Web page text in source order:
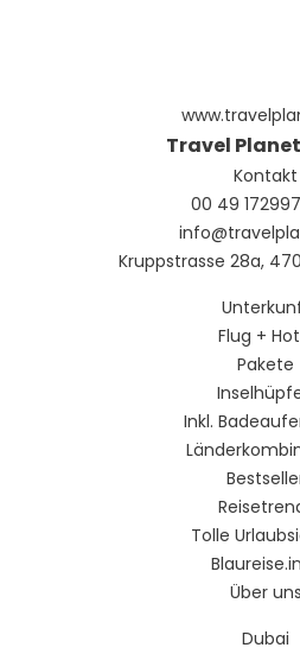
Travel Planet
Kontakt
00 49
Kruppstrasse 28a,
Flug +
Pakete
Inkl.
Tolle
Über uns
Dubai